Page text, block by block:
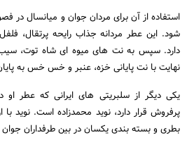
استفاده از آن برای مردان جوان و میانسال در
شود. این عطر مردانه جذاب رایحه پرتقال،
دارد. سپس به نت های میوه ای شاه توت،
نهایت با نت پایانی خزه، عنبر و خس خس به
یکی دیگر از سلبریتی های ایرانی که عطر او
پرفروش قرار دارد، نوید محمدزاده است. نوید با
بطری و بسته بندی یکسان در بین طرفداران